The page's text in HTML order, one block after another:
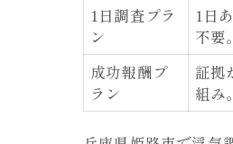
1日調査プラ
ン
1日
不要。
成功報酬プ
ラン
証拠
組み。